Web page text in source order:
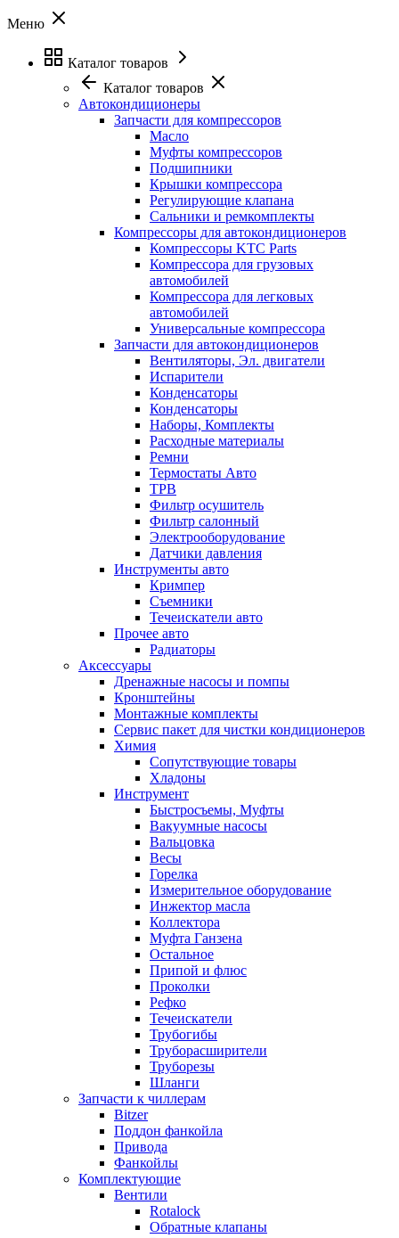
Меню
Каталог товаров
Каталог товаров
Автокондиционеры
Запчасти для компрессоров
Масло
Муфты компрессоров
Подшипники
Крышки компрессора
Регулирующие клапана
Сальники и ремкомплекты
Компрессоры для автокондиционеров
Компрессоры KTC Parts
Компрессора для грузовых
автомобилей
Компрессора для легковых
автомобилей
Универсальные компрессора
Запчасти для автокондиционеров
Вентиляторы, Эл. двигатели
Испарители
Конденсаторы
Конденсаторы
Наборы, Комплекты
Расходные материалы
Ремни
Термостаты Авто
ТРВ
Фильтр осушитель
Фильтр салонный
Электрооборудование
Датчики давления
Инструменты авто
Кримпер
Съемники
Течеискатели авто
Прочее авто
Радиаторы
Аксессуары
Дренажные насосы и помпы
Кронштейны
Монтажные комплекты
Сервис пакет для чистки кондиционеров
Химия
Сопутствующие товары
Хладоны
Инструмент
Быстросъемы, Муфты
Вакуумные насосы
Вальцовка
Весы
Горелка
Измерительное оборудование
Инжектор масла
Коллектора
Муфта Ганзена
Остальное
Припой и флюс
Проколки
Рефко
Течеискатели
Трубогибы
Труборасширители
Труборезы
Шланги
Запчасти к чиллерам
Bitzer
Поддон фанкойла
Привода
Фанкойлы
Комплектующие
Вентили
Rotalock
Обратные клапаны